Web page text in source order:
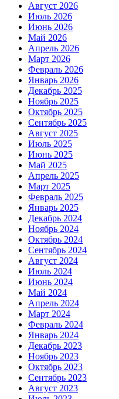
Август 2026
Июль 2026
Июнь 2026
Май 2026
Апрель 2026
Март 2026
Февраль 2026
Январь 2026
Декабрь 2025
Ноябрь 2025
Октябрь 2025
Сентябрь 2025
Август 2025
Июль 2025
Июнь 2025
Май 2025
Апрель 2025
Март 2025
Февраль 2025
Январь 2025
Декабрь 2024
Ноябрь 2024
Октябрь 2024
Сентябрь 2024
Август 2024
Июль 2024
Июнь 2024
Май 2024
Апрель 2024
Март 2024
Февраль 2024
Январь 2024
Декабрь 2023
Ноябрь 2023
Октябрь 2023
Сентябрь 2023
Август 2023